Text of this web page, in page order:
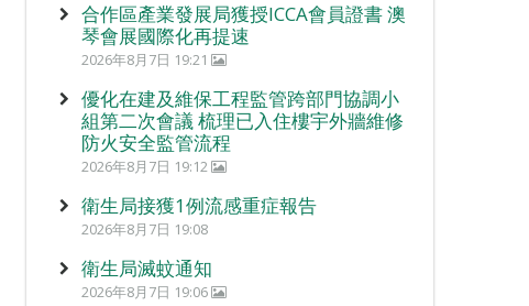
合作區產業發展局獲授ICCA會員證書 澳
琴會展國際化再提速
2026年8月7日 19:21
優化在建及維保工程監管跨部門協調小
組第二次會議 梳理已入住樓宇外牆維修
防火安全監管流程
2026年8月7日 19:12
衛生局接獲1例流感重症報告
2026年8月7日 19:08
衛生局滅蚊通知
2026年8月7日 19:06